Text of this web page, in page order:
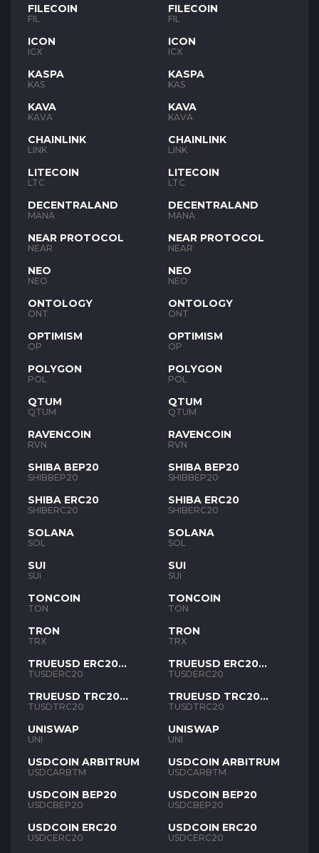
FILECOIN
FIL
ICON
ICX
KASPA
KAS
KAVA
KAVA
CHAINLINK
LINK
LITECOIN
LTC
DECENTRALAND
MANA
NEAR PROTOCOL
NEAR
NEO
NEO
ONTOLOGY
ONT
OPTIMISM
OP
POLYGON
POL
QTUM
QTUM
RAVENCOIN
RVN
SHIBA BEP20
SHIBBEP20
SHIBA ERC20
SHIBERC20
SOLANA
SOL
SUI
SUI
TONCOIN
TON
TRON
TRX
TRUEUSD ERC20
TUSD
TUSDERC20
TRUEUSD TRC20
TUSD
TUSDTRC20
UNISWAP
UNI
USDCOIN ARBITRUM
USDCARBTM
USDCOIN BEP20
USDCBEP20
USDCOIN ERC20
USDCERC20
FILECOIN
FIL
ICON
ICX
KASPA
KAS
KAVA
KAVA
CHAINLINK
LINK
LITECOIN
LTC
DECENTRALAND
MANA
NEAR PROTOCOL
NEAR
NEO
NEO
ONTOLOGY
ONT
OPTIMISM
OP
POLYGON
POL
QTUM
QTUM
RAVENCOIN
RVN
SHIBA BEP20
SHIBBEP20
SHIBA ERC20
SHIBERC20
SOLANA
SOL
SUI
SUI
TONCOIN
TON
TRON
TRX
TRUEUSD ERC20
TUSD
TUSDERC20
TRUEUSD TRC20
TUSD
TUSDTRC20
UNISWAP
UNI
USDCOIN ARBITRUM
USDCARBTM
USDCOIN BEP20
USDCBEP20
USDCOIN ERC20
USDCERC20